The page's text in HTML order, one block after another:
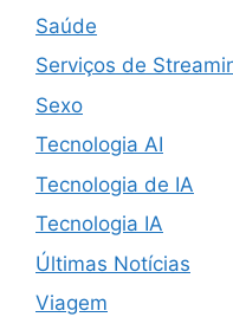
Saúde
Serviços de
Sexo
Tecnologia AI
Tecnologia de IA
Tecnologia IA
Últimas Notícias
Viagem